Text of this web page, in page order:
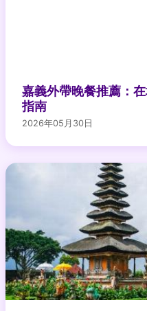
嘉義外帶晚餐推薦：
指南
2026年05月30日